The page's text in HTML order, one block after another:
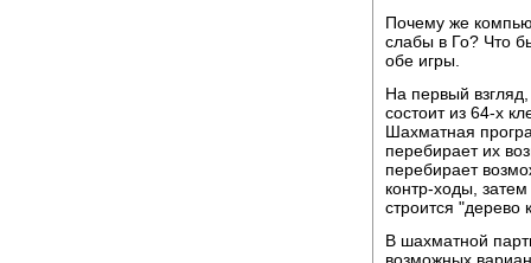
Почему же
слабы в Го? Что
обе игры.
Hа первый
состоит из 64-х
Шахматная
перебирает их
перебирает
контр-ходы,
строится "дерево
В шахматной